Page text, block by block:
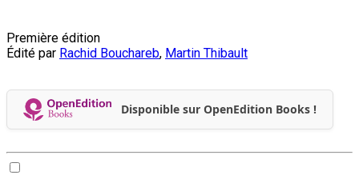
Première édition
Édité par Rachid Bouchareb, Martin Thibault
Disponible sur OpenEdition Books !